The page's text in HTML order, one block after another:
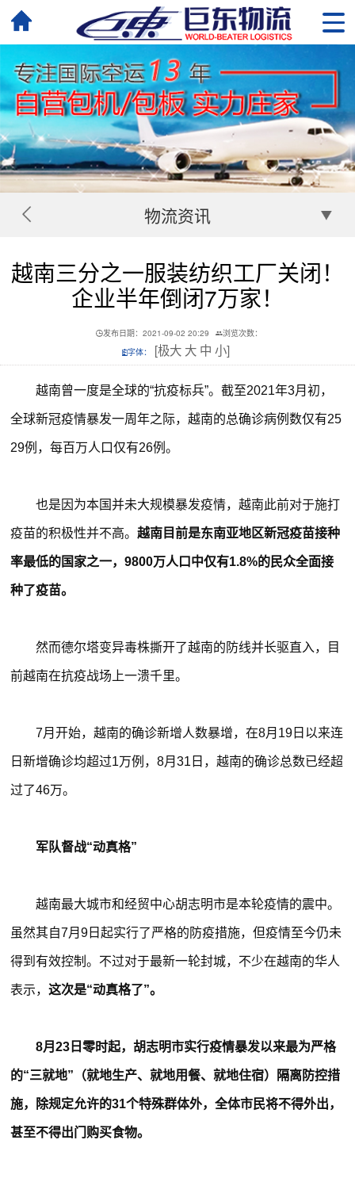
物流资讯
越南三分之一服装纺织工厂关闭！
企业半年倒闭7万家！
发布日期：2021-09-02 20:29
浏览次数：
字体：
[极大 大 中 小]
越南曾一度是全球的“抗疫标兵”。截至2021年3月初，
全球新冠疫情暴发一周年之际，越南的总确诊病例数仅有25
29例，每百万人口仅有26例。
也是因为本国并未大规模暴发疫情，越南此前对于施打
疫苗的积极性并不高。越南目前是东南亚地区新冠疫苗接种
率最低的国家之一，9800万人口中仅有1.8%的民众全面接
种了疫苗。
然而德尔塔变异毒株撕开了越南的防线并长驱直入，目
前越南在抗疫战场上一溃千里。
7月开始，越南的确诊新增人数暴增，在8月19日以来连
日新增确诊均超过1万例，8月31日，越南的确诊总数已经超
过了46万。
军队督战“动真格”
越南最大城市和经贸中心胡志明市是本轮疫情的震中。
虽然其自7月9日起实行了严格的防疫措施，但疫情至今仍未
得到有效控制。不过对于最新一轮封城，不少在越南的华人
表示，这次是“动真格了”。
8月23日零时起，胡志明市实行疫情暴发以来最为严格
的“三就地”（就地生产、就地用餐、就地住宿）隔离防控措
施，除规定允许的31个特殊群体外，全体市民将不得外出，
甚至不得出门购买食物。